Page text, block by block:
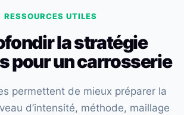
RESSOURCES UTILES
la stratégie
pour un carrosserie
permettent de mieux préparer la
d’intensité, méthode, maillage